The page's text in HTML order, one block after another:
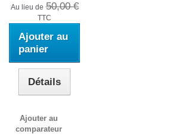
Au lieu de 50,00 €
TTC
Ajouter au
panier
Détails
Ajouter au
comparateur